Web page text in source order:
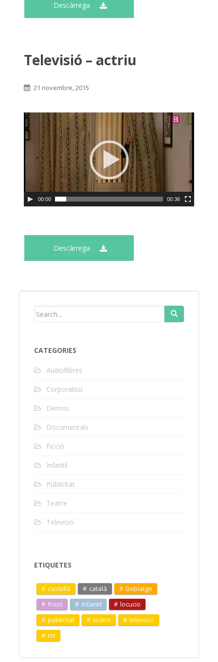
Descàrrega
Televisió – actriu
21 novembre, 2015
00:00 00:36
Descàrrega
CATEGORIES
Audiollibres
Corporatius
Demos
Documentals
Ficció
Infantil
Publicitat
Teatre
Televisió
ETIQUETES
castellà català
Doblatge
ficció
infantil
locucio
publicitat
teatre
televisió
tot